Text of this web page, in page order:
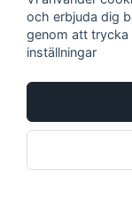
Lack &
och erbjuda dig
genom att trycka
inställningar